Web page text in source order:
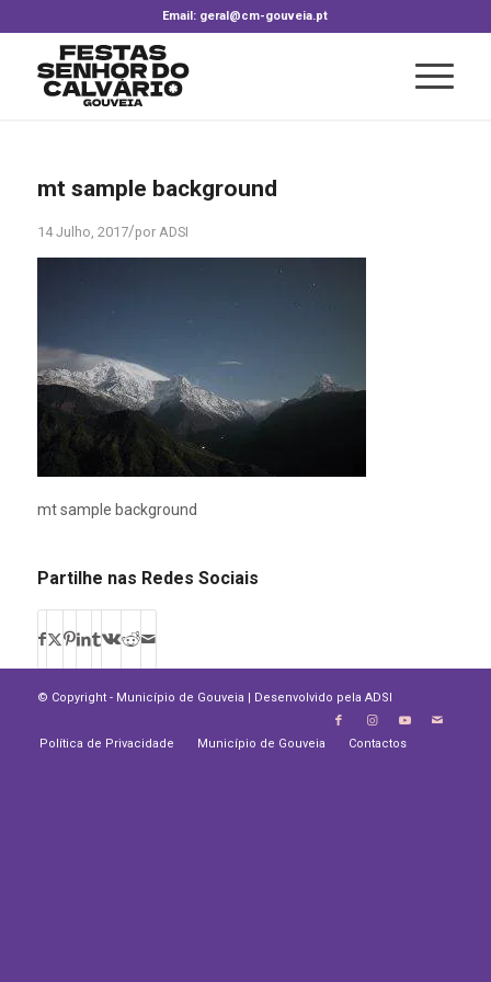
Email: geral@cm-gouveia.pt
mt sample background
14 Julho, 2017/por ADSI
mt sample background
Partilhe nas Redes Sociais
© Copyright - Município de Gouveia | Desenvolvido pela ADSI
Política de Privacidade Município de Gouveia Contactos